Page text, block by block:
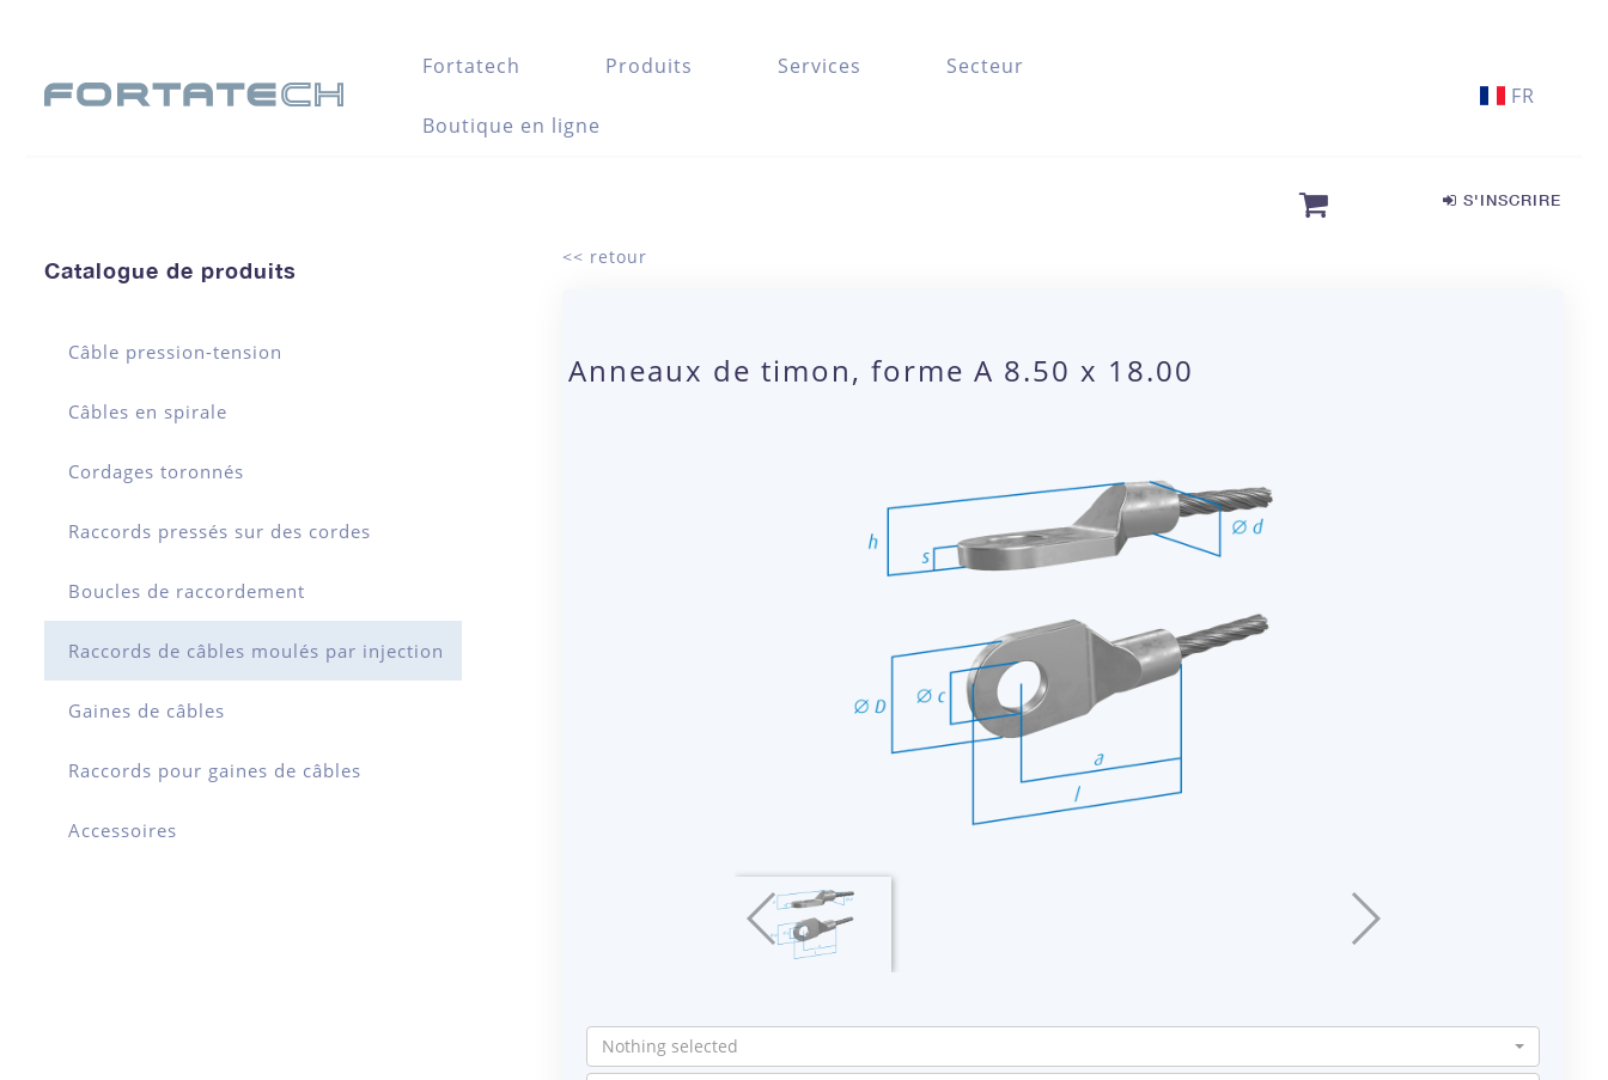
Fortatech Produits Services Secteur
Boutique en ligne
FR
S'INSCRIRE
Catalogue de produits
Câble pression-tension
Câbles en spirale
Cordages toronnés
Raccords pressés sur des cordes
Boucles de raccordement
Raccords de câbles moulés par injection
Gaines de câbles
Raccords pour gaines de câbles
Accessoires
<< retour
Anneaux de timon, forme A 8.50 x 18.00
Nothing selected